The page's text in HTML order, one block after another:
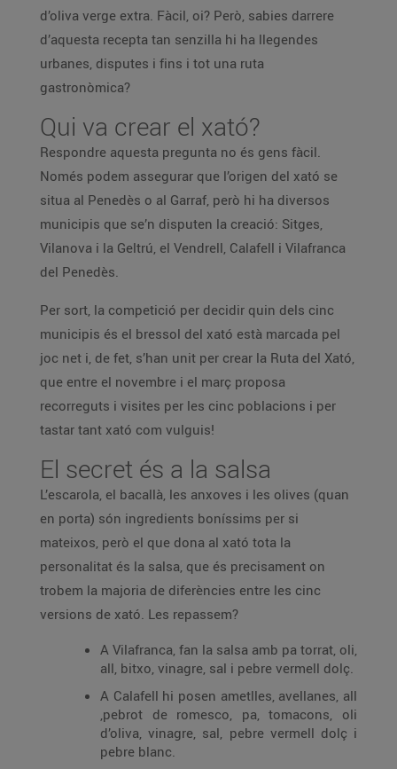
d’oliva verge extra. Fàcil, oi? Però, sabies darrere
d’aquesta recepta tan senzilla hi ha llegendes
urbanes, disputes i fins i tot una ruta
gastronòmica?
Qui va crear el xató?
Respondre aquesta pregunta no és gens fàcil.
Només podem assegurar que l’origen del xató se
situa al Penedès o al Garraf, però hi ha diversos
municipis que se’n disputen la creació: Sitges,
Vilanova i la Geltrú, el Vendrell, Calafell i Vilafranca
del Penedès.
Per sort, la competició per decidir quin dels cinc
municipis és el bressol del xató està marcada pel
joc net i, de fet, s’han unit per crear la Ruta del Xató,
que entre el novembre i el març proposa
recorreguts i visites per les cinc poblacions i per
tastar tant xató com vulguis!
El secret és a la salsa
L’escarola, el bacallà, les anxoves i les olives (quan
en porta) són ingredients boníssims per si
mateixos, però el que dona al xató tota la
personalitat és la salsa, que és precisament on
trobem la majoria de diferències entre les cinc
versions de xató. Les repassem?
A Vilafranca, fan la salsa amb pa torrat, oli,
all, bitxo, vinagre, sal i pebre vermell dolç.
A Calafell hi posen ametlles, avellanes, all
,pebrot de romesco, pa, tomacons, oli
d’oliva, vinagre, sal, pebre vermell dolç i
pebre blanc.